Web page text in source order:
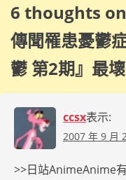
6 thoughts
傳聞罹患憂鬱
鬱 第2期』最
ccsx表示:
2007 年 9 月
>>日站AnimeAnime